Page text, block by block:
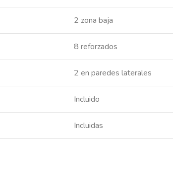
2 zona baja
8 reforzados
2 en paredes laterales
Incluido
Incluidas